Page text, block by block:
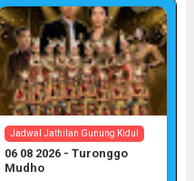
Jadwal Jathilan Gunung Kidul
06 08 2026 - Turonggo
Mudho